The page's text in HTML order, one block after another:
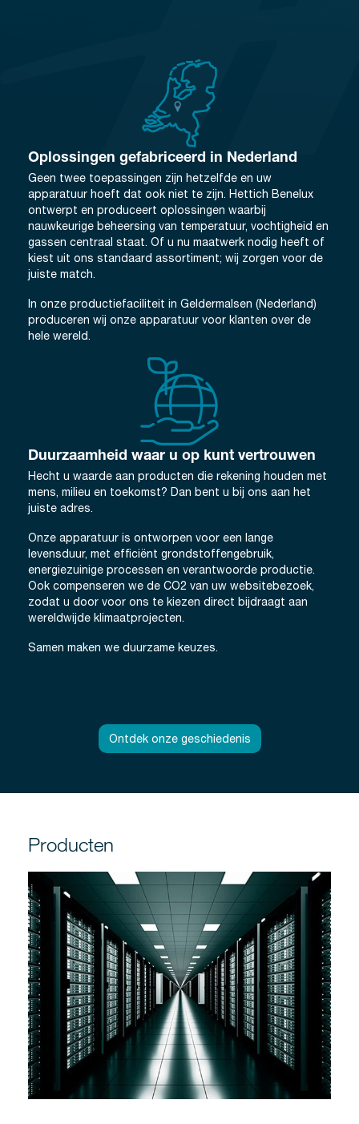
Oplossingen gefabriceerd in Nederland
Geen twee toepassingen zijn hetzelfde en uw
apparatuur hoeft dat ook niet te zijn. Hettich Benelux
ontwerpt en produceert oplossingen waarbij
nauwkeurige beheersing van temperatuur, vochtigheid en
gassen centraal staat. Of u nu maatwerk nodig heeft of
kiest uit ons standaard assortiment; wij zorgen voor de
juiste match.
In onze productiefaciliteit in Geldermalsen (Nederland)
produceren wij onze apparatuur voor klanten over de
hele wereld.
Duurzaamheid waar u op kunt vertrouwen
Hecht u waarde aan producten die rekening houden met
mens, milieu en toekomst? Dan bent u bij ons aan het
juiste adres.
Onze apparatuur is ontworpen voor een lange
levensduur, met efficiënt grondstoffengebruik,
energiezuinige processen en verantwoorde productie.
Ook compenseren we de CO2 van uw websitebezoek,
zodat u door voor ons te kiezen direct bijdraagt aan
wereldwijde klimaatprojecten.
Samen maken we duurzame keuzes.
Ontdek onze geschiedenis
Producten